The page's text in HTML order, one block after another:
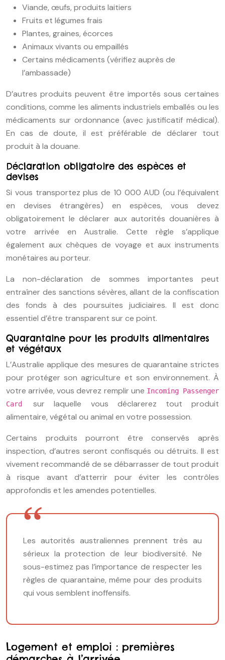
Viande, œufs, produits laitiers
Fruits et légumes frais
Plantes, graines, écorces
Animaux vivants ou empaillés
Certains médicaments (vérifiez auprès de
l’ambassade)
D’autres produits peuvent être importés sous certaines
conditions, comme les aliments industriels emballés ou les
médicaments sur ordonnance (avec justificatif médical).
En cas de doute, il est préférable de déclarer tout
produit à la douane.
Déclaration obligatoire des espèces et
devises
Si vous transportez plus de 10 000 AUD (ou l’équivalent
en devises étrangères) en espèces, vous devez
obligatoirement le déclarer aux autorités douanières à
votre arrivée en Australie. Cette règle s’applique
également aux chèques de voyage et aux instruments
monétaires au porteur.
La non-déclaration de sommes importantes peut
entraîner des sanctions sévères, allant de la confiscation
des fonds à des poursuites judiciaires. Il est donc
essentiel d’être transparent sur ce point.
Quarantaine pour les produits alimentaires
et végétaux
L’Australie applique des mesures de quarantaine strictes
pour protéger son agriculture et son environnement. À
votre arrivée, vous devrez remplir une Incoming Passenger
Cardsur laquelle vous déclarerez tout produit
alimentaire, végétal ou animal en votre possession.
Certains produits pourront être conservés après
inspection, d’autres seront confisqués ou détruits. Il est
vivement recommandé de se débarrasser de tout produit
à risque avant d’atterrir pour éviter les contrôles
approfondis et les amendes potentielles.
Les autorités australiennes prennent très au
sérieux la protection de leur biodiversité. Ne
sous-estimez pas l’importance de respecter les
règles de quarantaine, même pour des produits
qui vous semblent inoffensifs.
Logement et emploi : premières